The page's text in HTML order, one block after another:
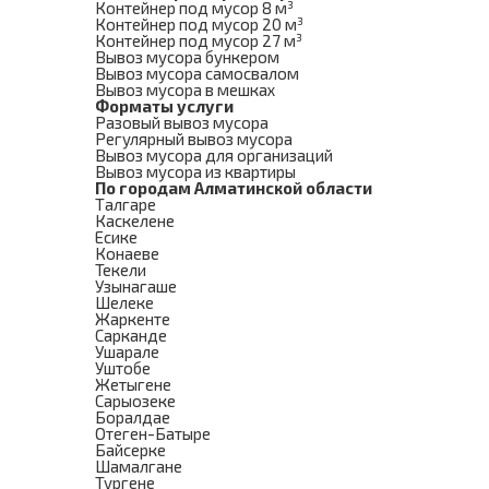
Контейнер под мусор 8 м³
Контейнер под мусор 20 м³
Контейнер под мусор 27 м³
Вывоз мусора бункером
Вывоз мусора самосвалом
Вывоз мусора в мешках
Форматы услуги
Разовый вывоз мусора
Регулярный вывоз мусора
Вывоз мусора для организаций
Вывоз мусора из квартиры
По городам Алматинской области
Талгаре
Каскелене
Есике
Конаеве
Текели
Узынагаше
Шелеке
Жаркенте
Сарканде
Ушарале
Уштобе
Жетыгене
Сарыозеке
Боралдае
Отеген-Батыре
Байсерке
Шамалгане
Тургене